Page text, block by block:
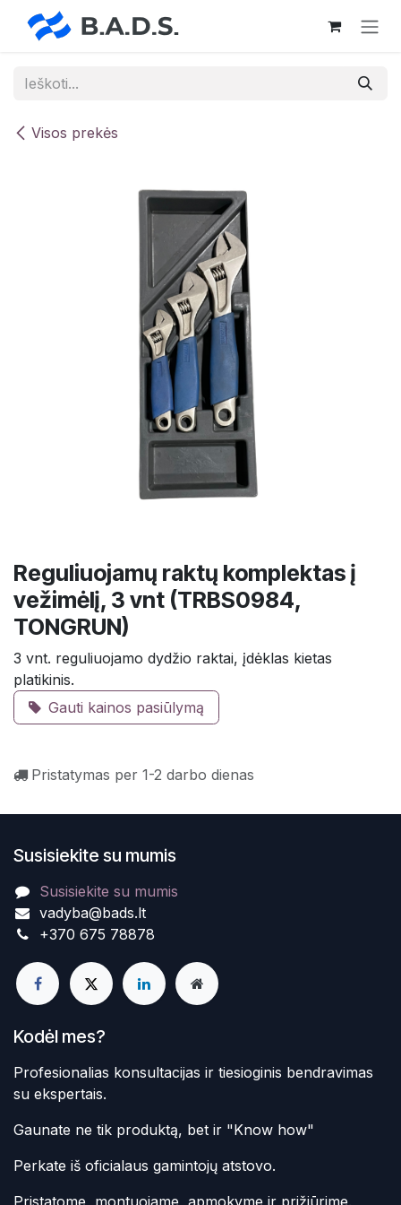
Skip to Content
Visos prekės
Reguliuojamų raktų komplektas į
vežimėlį, 3 vnt (TRBS0984,
TONGRUN)
3 vnt. reguliuojamo dydžio raktai, įdėklas kietas
platikinis.
Gauti kainos pasiūlymą
Pristatymas per 1-2 darbo dienas
Susisiekite su mumis
Susisiekite su mumis
vadyba@bads.lt
+370 675 78878
Kodėl mes?
Profesionalias konsultacijas ir tiesioginis bendravimas
su ekspertais.
Gaunate ne tik produktą, bet ir "Know how"
Perkate iš oficialaus gamintojų atstovo.